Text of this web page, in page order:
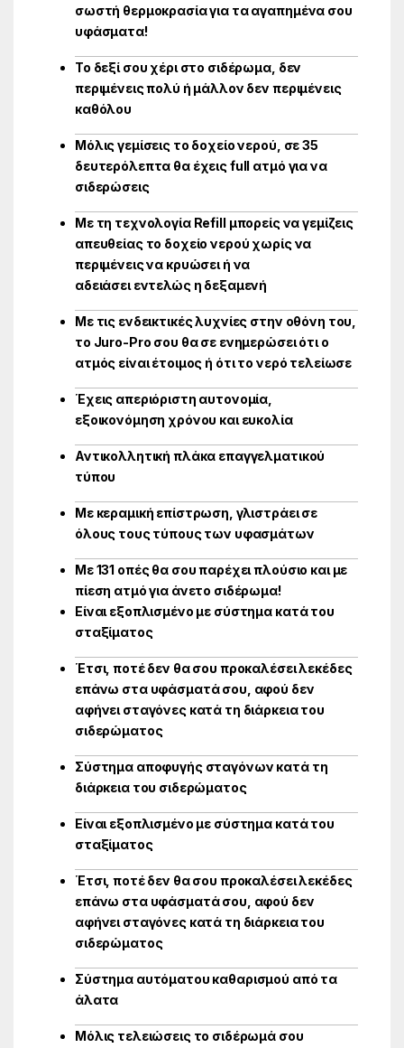
σωστή θερμοκρασία για τα αγαπημένα σου
υφάσματα!
Το δεξί σου χέρι στο σιδέρωμα, δεν
περιμένεις πολύ ή μάλλον δεν περιμένεις
καθόλου
Μόλις γεμίσεις το δοχείο νερού, σε 35
δευτερόλεπτα θα έχειςfull ατμό για να
σιδερώσεις
Με τη τεχνολογία Refill μπορείς να γεμίζεις
απευθείας το δοχείο νερού χωρίς να
περιμένεις να κρυώσει ή να
αδειάσει εντελώς η δεξαμενή
Με τις ενδεικτικές λυχνίες στην οθόνη του,
το Juro-Pro σου θα σε ενημερώσει ότι ο
ατμός είναι έτοιμος ή ότι το νερό τελείωσε
Έχεις απεριόριστη αυτονομία,
εξοικονόμηση χρόνου και ευκολία
Αντικολλητική πλάκα επαγγελματικού
τύπου
Με κεραμική επίστρωση, γλιστράει σε
όλους τους τύπους των υφασμάτων
Με 131 οπές θα σου παρέχει πλούσιο και με
πίεση ατμό για άνετο σιδέρωμα!
Είναι εξοπλισμένο με σύστημα κατά του
σταξίματος
Έτσι, ποτέ δεν θα σου προκαλέσει λεκέδες
επάνω στα υφάσματά σου, αφού δεν
αφήνει σταγόνες κατά τη διάρκεια του
σιδερώματος
Σύστημα αποφυγής σταγόνων κατά τη
διάρκεια του σιδερώματος
Είναι εξοπλισμένο με σύστημα κατά του
σταξίματος
Έτσι, ποτέ δεν θα σου προκαλέσει λεκέδες
επάνω στα υφάσματά σου, αφού δεν
αφήνει σταγόνες κατά τη διάρκεια του
σιδερώματος
Σύστημα αυτόματου καθαρισμού από τα
άλατα
Μόλις τελειώσεις το σιδέρωμά σου